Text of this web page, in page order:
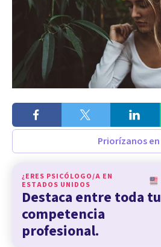
Priorízanos en
¿ERES PSICÓLOGO/A EN
ESTADOS UNIDOS
Destaca entre toda tu
competencia
profesional.